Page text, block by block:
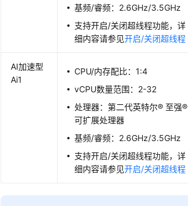
基频/睿频：2.6GHz/3.5GHz
支持开启/关闭超线程功能，详
细内容请参见开启/关闭超线程
AI加速型
Ai1
CPU/内存配比：1:4
vCPU数量范围：2-32
处理器：第二代英特尔® 至强®
可扩展处理器
基频/睿频：2.6GHz/3.5GHz
支持开启/关闭超线程功能，详
细内容请参见开启/关闭超线程